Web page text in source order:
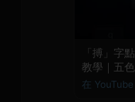
「搏」字
教學｜五
在